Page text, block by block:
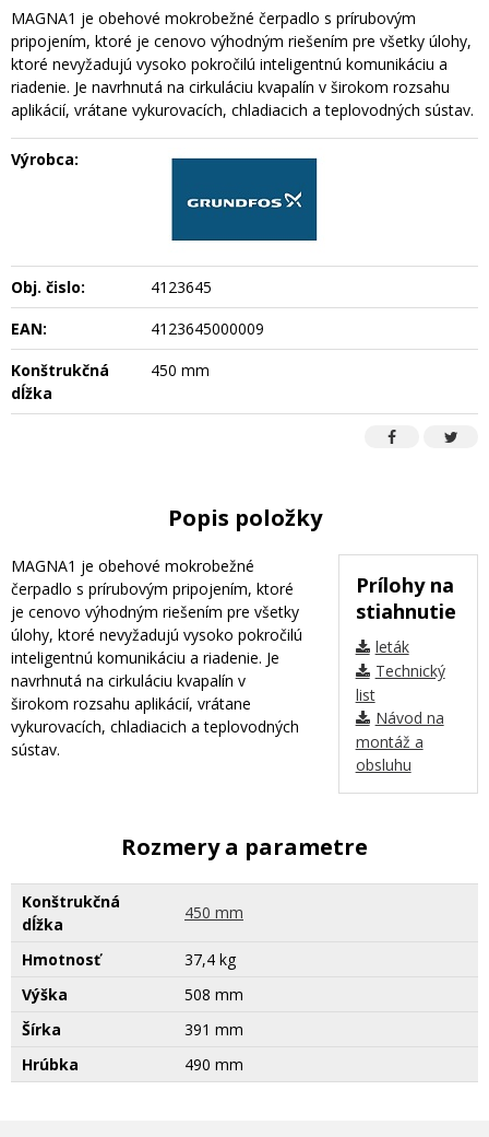
MAGNA1 je obehové mokrobežné čerpadlo s prírubovým
pripojením, ktoré je cenovo výhodným riešením pre všetky úlohy,
ktoré nevyžadujú vysoko pokročilú inteligentnú komunikáciu a
riadenie. Je navrhnutá na cirkuláciu kvapalín v širokom rozsahu
aplikácií, vrátane vykurovacích, chladiacich a teplovodných sústav.
Výrobca:
Obj. čislo:
4123645
EAN:
4123645000009
Konštrukčná
dĺžka
450 mm
Popis položky
Prílohy na
stiahnutie
leták
Technický
list
Návod na
montáž a
obsluhu
MAGNA1 je obehové mokrobežné
čerpadlo s prírubovým pripojením, ktoré
je cenovo výhodným riešením pre všetky
úlohy, ktoré nevyžadujú vysoko pokročilú
inteligentnú komunikáciu a riadenie. Je
navrhnutá na cirkuláciu kvapalín v
širokom rozsahu aplikácií, vrátane
vykurovacích, chladiacich a teplovodných
sústav.
Rozmery a parametre
Konštrukčná
dĺžka
450 mm
Hmotnosť
37,4 kg
Výška
508 mm
Šírka
391 mm
Hrúbka
490 mm